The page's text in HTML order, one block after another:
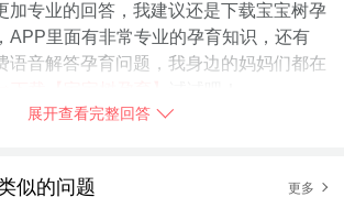
加专业的回答，我建议还是下载宝宝树孕
APP里面有非常专业的孕育知识，还有
语音解答孕育问题，我身边的妈妈们都在
展开查看完整回答
似的问题 更多